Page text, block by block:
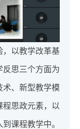
，以教学改革基
反思三个方面为
术、新型教学模
思政元素，以
课程教学中。